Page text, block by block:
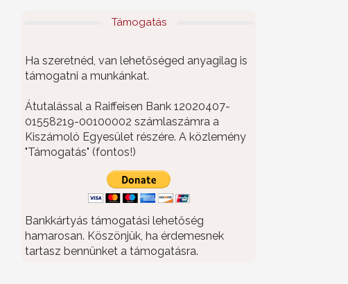
Támogatás
Ha szeretnéd, van lehetőséged anyagilag is
támogatni a munkánkat.
Átutalással a Raiffeisen Bank 12020407-
01558219-00100002 számlaszámra a
Kiszámoló Egyesület részére. A közlemény
"Támogatás" (fontos!)
Bankkártyás támogatási lehetőség
hamarosan. Köszönjük, ha érdemesnek
tartasz bennünket a támogatásra.